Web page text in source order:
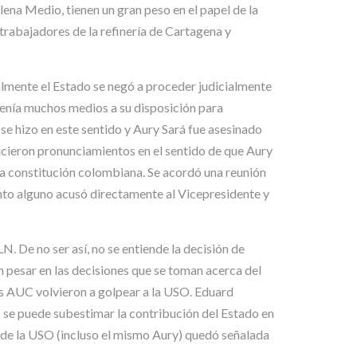
Medio, tienen un gran peso en el papel de la
de la refinería de Cartagena y
el Estado se negó a proceder judicialmente
muchos medios a su disposición para
hizo en este sentido y Aury Sará fue asesinado
pronunciamientos en el sentido de que Aury
colombiana. Se acordó una reunión
alguno acusó directamente al Vicepresidente y
De no ser así, no se entiende la decisión de
en las decisiones que se toman acerca del
volvieron a golpear a la USO. Eduard
puede subestimar la contribución del Estado en
la USO (incluso el mismo Aury) quedó señalada